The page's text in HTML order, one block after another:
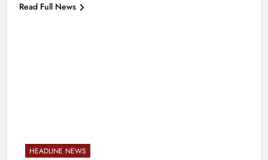
Read Full News
HEADLINE NEWS